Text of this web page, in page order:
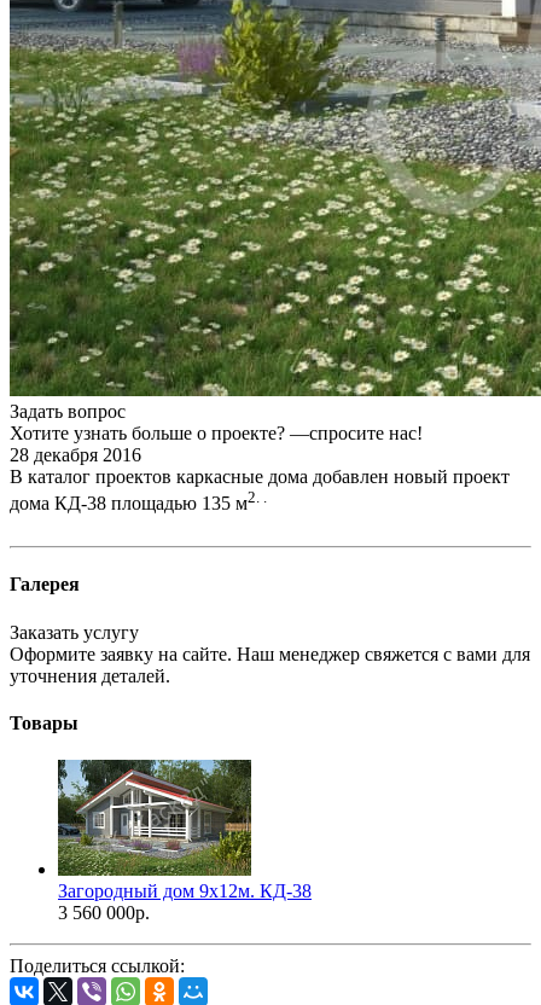
Задать вопрос
Хотите узнать больше о проекте? —спросите нас!
28 декабря 2016
В каталог проектов каркасные дома добавлен новый проект
дома КД-38 площадью 135 м2. .
Галерея
Заказать услугу
Оформите заявку на сайте. Наш менеджер свяжется с вами для
уточнения деталей.
Товары
Загородный дом 9х12м. КД-38
3 560 000р.
Поделиться ссылкой: